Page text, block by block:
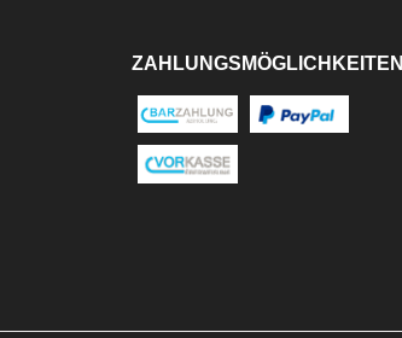
ZAHLUNGSMÖGLICHKEITEN